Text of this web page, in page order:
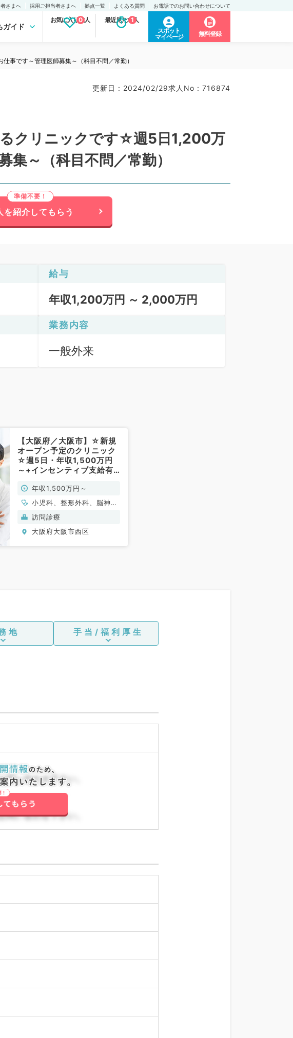
さまへ 採用ご担当者さまへ 拠点一覧 よくある質問 お電話でのお問い合わせについて
ガイド
お気に入り求人
0 最近見た求人
1
スポット
マイページ
無料登録
事です～管理医師募集～（科目不問／常勤）
更新日 : 2024/02/29求人No : 716874
るクリニックです☆週5日1,200万
～（科目不問／常勤）
を紹介してもらう
給与
年収1,200万円 ～ 2,000万円
業務内容
一般外来
【大阪府／大阪市】☆新規
オープン予定のクリニック
☆週5日・年収1,500万円
～+インセンティブ支給有
興味がある先生にお勧めで
す（科目不問／常勤）
年収1,500万円～
小児科、整形外科、脳神経
外科、呼吸器外科、心臓血
管外科、産婦人科、婦人
科、一般内科、循環器内
訪問診療
大阪府大阪市西区
地 手当/福利厚生
問い合わせ下さい。
問い合わせ下さい。